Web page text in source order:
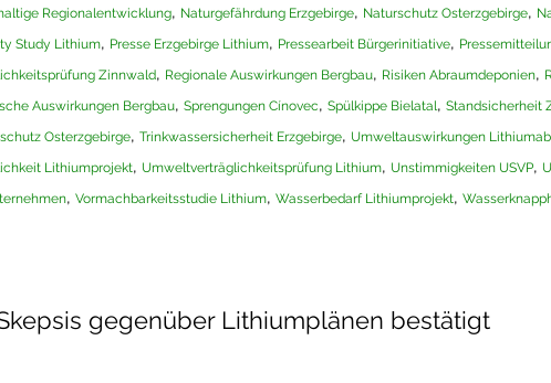
Regionalentwicklung, Naturgefährdung Erzgebirge, Naturschutz Osterzgebirge,
Study Lithium, Presse Erzgebirge Lithium, Pressearbeit Bürgerinitiative,
Zinnwald, Regionale Auswirkungen Bergbau, Risiken Abraumdeponien,
Auswirkungen Bergbau, Sprengungen Cínovec, Spülkippe Bielatal, Standsicherheit
Osterzgebirge, Trinkwassersicherheit Erzgebirge, Umweltauswirkungen
Lithiumprojekt, Umweltverträglichkeitsprüfung Lithium, Unstimmigkeiten USVP,
, Vormachbarkeitsstudie Lithium, Wasserbedarf Lithiumprojekt,
gegenüber Lithiumplänen bestätigt